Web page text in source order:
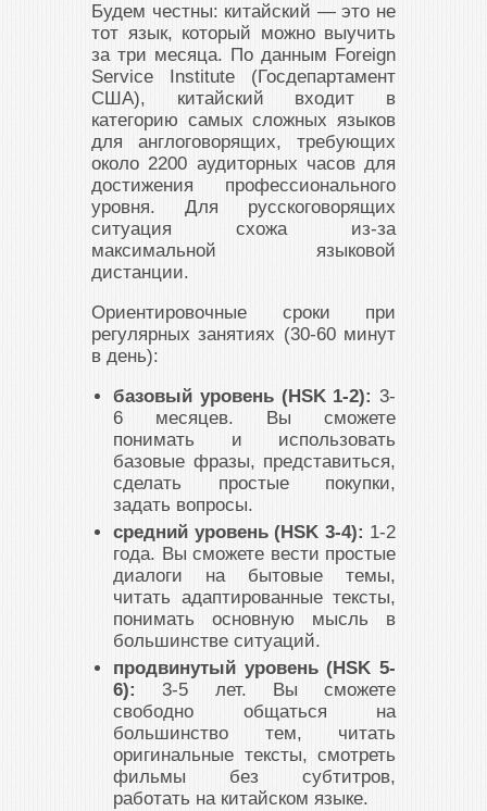
Будем честны: китайский — это не
тот язык, который можно выучить
за три месяца. По данным Foreign
Service Institute (Госдепартамент
США), китайский входит в
категорию самых сложных языков
для англоговорящих, требующих
около 2200 аудиторных часов для
достижения профессионального
уровня. Для русскоговорящих
ситуация схожа из-за
максимальной языковой
дистанции.
Ориентировочные сроки при
регулярных занятиях (30-60 минут
в день):
базовый уровень (HSK 1-2): 3-
6 месяцев. Вы сможете
понимать и использовать
базовые фразы, представиться,
сделать простые покупки,
задать вопросы.
средний уровень (HSK 3-4): 1-2
года. Вы сможете вести простые
диалоги на бытовые темы,
читать адаптированные тексты,
понимать основную мысль в
большинстве ситуаций.
продвинутый уровень (HSK 5-
6):
3-5 лет. Вы сможете
свободно общаться на
большинство тем, читать
оригинальные тексты, смотреть
фильмы без субтитров,
работать на китайском языке.